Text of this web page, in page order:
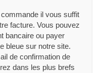
il vous suffit
facture. Vous pouvez
bancaire ou payer
bleue sur notre site.
de confirmation de
dans les plus brefs